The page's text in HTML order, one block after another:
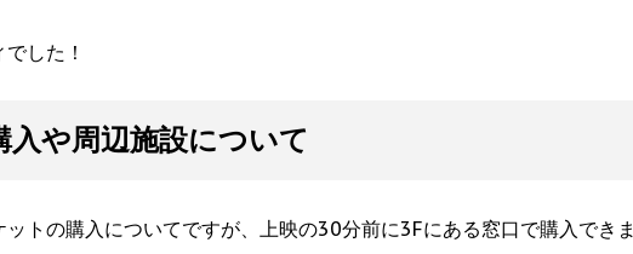
した！
や周辺施設について
トの購入についてですが、上映の30分前に3Fにある窓口で購入できま